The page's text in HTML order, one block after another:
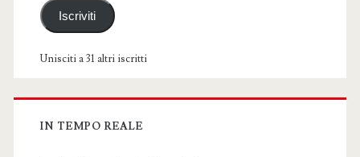
Iscriviti
Unisciti a 31 altri iscritti
IN TEMPO REALE